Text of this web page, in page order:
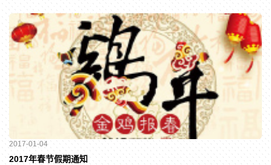
2017-01-04
2017年春节假期通知